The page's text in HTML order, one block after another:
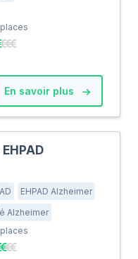
places
En savoir plus
EHPAD Alzheimer
Alzheimer
places